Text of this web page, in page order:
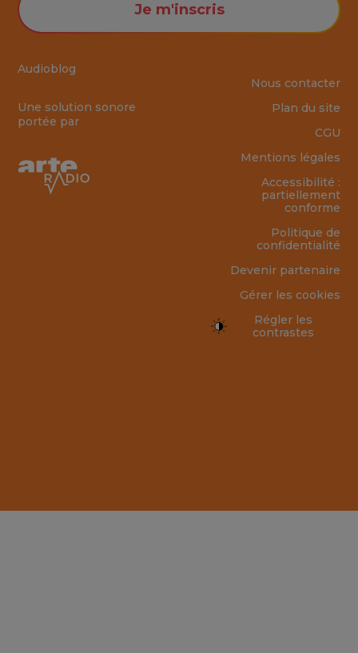
Audioblog
Une solution sonore
portée par
Je m'inscris
Nous contacter
Plan du site
CGU
Mentions légales
Accessibilité :
partiellement
conforme
Politique de
confidentialité
Devenir partenaire
Gérer les cookies
Régler les
contrastes